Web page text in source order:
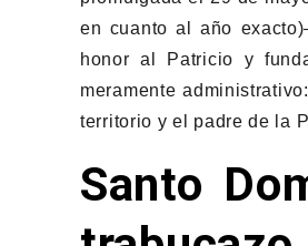
en cuanto al año
honor al Patricio y
meramente
territorio y el padre de la
Santo